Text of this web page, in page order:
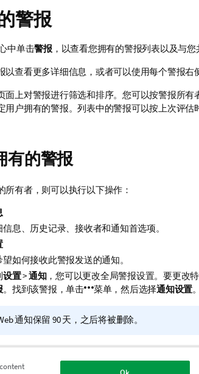
警报
中单击警报，以查看您拥有的警报列表以及与您
以查看更多详细信息，或者可以使用每个警报右
面上对警报进行筛选和排序。您可以按警报所
用户拥有的警报。列表中的警报可以按上次评
有的警报
所有者，则可以执行以下操作：
息、历史记录、接收者和通知首选项。
望如何接收此警报发送的通知。
设置>通知，您可以更改全局警报设置。要更改
。找到该警报，单击 菜单，然后选择通知设置。
通知保留 90 天，之后将被删除。
序中使用创建警报时所用的选择来编辑警报。